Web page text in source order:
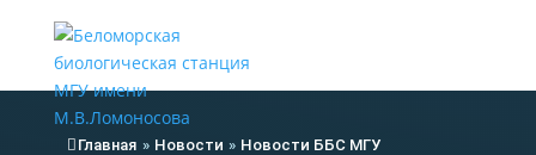
Главная » Новости » Новости ББС МГУ